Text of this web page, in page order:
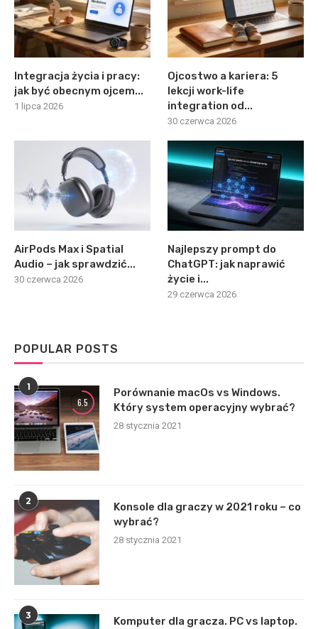
Integracja życia i pracy:
jak być obecnym ojcem...
1 lipca 2026
Ojcostwo a kariera: 5
lekcji work-life
integration od...
30 czerwca 2026
AirPods Max i Spatial
Audio – jak sprawdzić...
30 czerwca 2026
Najlepszy prompt do
ChatGPT: jak naprawić
życie i...
29 czerwca 2026
POPULAR POSTS
1
6.5
Porównanie macOs vs Windows.
Który system operacyjny wybrać?
28 stycznia 2021
2
Konsole dla graczy w 2021 roku – co
wybrać?
28 stycznia 2021
3
Komputer dla gracza. PC vs laptop.